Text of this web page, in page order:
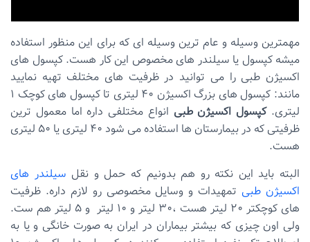
مهمترین وسیله و عام ترین وسیله ای که برای این منظور استفاده
میشه کپسول یا سیلندر های مخصوص این کار هست. کپسول های
اکسیژن طبی را می توانید در ظرفیت های مختلف تهیه نمایید
مانند: کپسول های بزرگ اکسیژن 40 لیتری تا کپسول های کوچک 1
لیتری.کپسول اکسیژن طبی انواع مختلفی داره اما معمول ترین
ظرفیتی که در بیمارستان ها استفاده می شود 40 لیتری یا 50 لیتری
هست.
البته باید این نکته رو هم بدونیم که حمل و نقل سیلندر های
اکسیژن طبی تمهیدات و وسایل مخصوصی رو لازم داره. ظرفیت
های کوچکتر 20 لیتر هست ،‌30 لیتر و 10 لیتر و 5 لیتر هم ست.
ولی اون چیزی که بیشتر بیماران در ایران به صورت خانگی و یا به